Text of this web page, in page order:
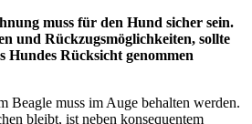
muss für den Hund sicher sein.
und Rückzugsmöglichkeiten, sollte
Hundes Rücksicht genommen
Beagle muss im Auge behalten werden.
bleibt, ist neben konsequentem